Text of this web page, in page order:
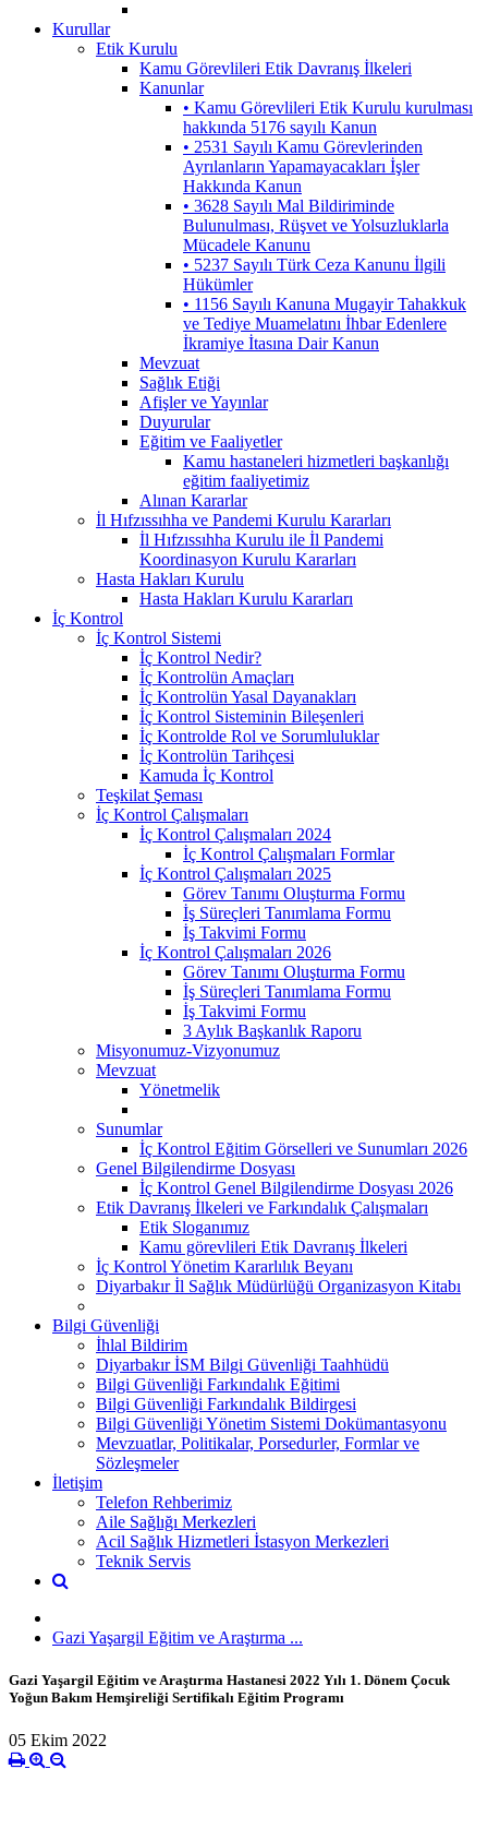
Kurullar
Etik Kurulu
Kamu Görevlileri Etik Davranış İlkeleri
Kanunlar
• Kamu Görevlileri Etik Kurulu kurulması
hakkında 5176 sayılı Kanun
• 2531 Sayılı Kamu Görevlerinden
Ayrılanların Yapamayacakları İşler
Hakkında Kanun
• 3628 Sayılı Mal Bildiriminde
Bulunulması, Rüşvet ve Yolsuzluklarla
Mücadele Kanunu
• 5237 Sayılı Türk Ceza Kanunu İlgili
Hükümler
• 1156 Sayılı Kanuna Mugayir Tahakkuk
ve Tediye Muamelatını İhbar Edenlere
İkramiye İtasına Dair Kanun
Mevzuat
Sağlık Etiği
Afişler ve Yayınlar
Duyurular
Eğitim ve Faaliyetler
Kamu hastaneleri hizmetleri başkanlığı
eğitim faaliyetimiz
Alınan Kararlar
İl Hıfzıssıhha ve Pandemi Kurulu Kararları
İl Hıfzıssıhha Kurulu ile İl Pandemi
Koordinasyon Kurulu Kararları
Hasta Hakları Kurulu
Hasta Hakları Kurulu Kararları
İç Kontrol
İç Kontrol Sistemi
İç Kontrol Nedir?
İç Kontrolün Amaçları
İç Kontrolün Yasal Dayanakları
İç Kontrol Sisteminin Bileşenleri
İç Kontrolde Rol ve Sorumluluklar
İç Kontrolün Tarihçesi
Kamuda İç Kontrol
Teşkilat Şeması
İç Kontrol Çalışmaları
İç Kontrol Çalışmaları 2024
İç Kontrol Çalışmaları Formlar
İç Kontrol Çalışmaları 2025
Görev Tanımı Oluşturma Formu
İş Süreçleri Tanımlama Formu
İş Takvimi Formu
İç Kontrol Çalışmaları 2026
Görev Tanımı Oluşturma Formu
İş Süreçleri Tanımlama Formu
İş Takvimi Formu
3 Aylık Başkanlık Raporu
Misyonumuz-Vizyonumuz
Mevzuat
Yönetmelik
Sunumlar
İç Kontrol Eğitim Görselleri ve Sunumları 2026
Genel Bilgilendirme Dosyası
İç Kontrol Genel Bilgilendirme Dosyası 2026
Etik Davranış İlkeleri ve Farkındalık Çalışmaları
Etik Sloganımız
Kamu görevlileri Etik Davranış İlkeleri
İç Kontrol Yönetim Kararlılık Beyanı
Diyarbakır İl Sağlık Müdürlüğü Organizasyon Kitabı
Bilgi Güvenliği
İhlal Bildirim
Diyarbakır İSM Bilgi Güvenliği Taahhüdü
Bilgi Güvenliği Farkındalık Eğitimi
Bilgi Güvenliği Farkındalık Bildirgesi
Bilgi Güvenliği Yönetim Sistemi Dokümantasyonu
Mevzuatlar, Politikalar, Porsedurler, Formlar ve
Sözleşmeler
İletişim
Telefon Rehberimiz
Aile Sağlığı Merkezleri
Acil Sağlık Hizmetleri İstasyon Merkezleri
Teknik Servis
Gazi Yaşargil Eğitim ve Araştırma ...
Gazi Yaşargil Eğitim ve Araştırma Hastanesi 2022 Yılı 1. Dönem Çocuk
Yoğun Bakım Hemşireliği Sertifikalı Eğitim Programı
05 Ekim 2022